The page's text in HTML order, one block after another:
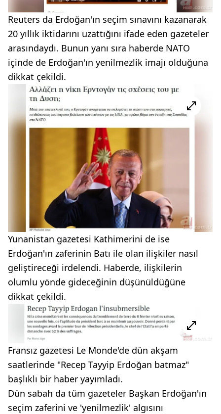
Reuters da Erdoğan'ın seçim sınavını kazanarak
20 yıllık iktidarını uzattığını ifade eden gazeteler
arasındaydı. Bunun yanı sıra haberde NATO
içinde de Erdoğan'ın yenilmezlik imajı olduğuna
dikkat çekildi.
Yunanistan gazetesi Kathimerini de ise
Erdoğan'ın zaferinin Batı ile olan ilişkiler nasıl
geliştireceği irdelendi. Haberde, ilişkilerin
olumlu yönde gideceğinin düşünüldüğüne
dikkat çekildi.
Fransız gazetesi Le Monde'de dün akşam
saatlerinde "Recep Tayyip Erdoğan batmaz"
başlıklı bir haber yayımladı.
Dün sabah da tüm gazeteler Başkan Erdoğan'ın
seçim zaferini ve 'yenilmezlik' algısını